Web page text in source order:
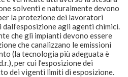
solventi e naturalmente devono
la protezione dei lavoratori
agli agenti chimici.
che gli impianti devono essere
che canalizzano le emissioni
(la tecnologia più adeguata è
per cui l’esposizione dei
dei vigenti limiti di esposizione.